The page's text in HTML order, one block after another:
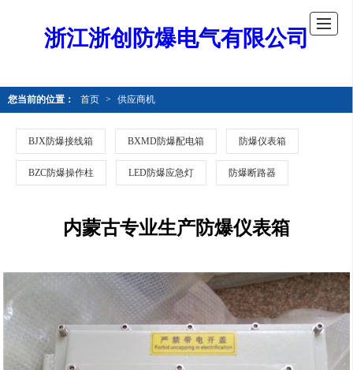
浙江浙创防爆电气有限公司
您当前的位置： 首页 > 供应商机
BJX防爆接线箱 BXMD防爆配电箱 防爆仪表箱
BZC防爆操作柱 LED防爆应急灯 防爆断路器
内蒙古专业生产防爆仪表箱